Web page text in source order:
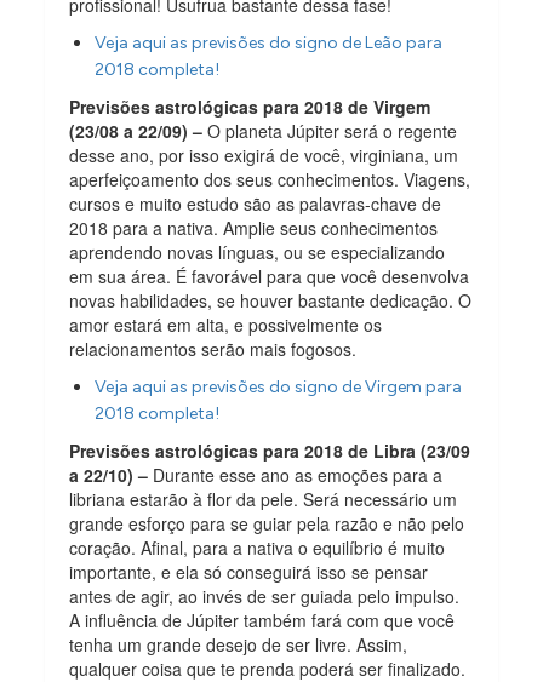
Veja aqui as previsões do signo de Leão para
2018 completa!
Previsões astrológicas para 2018 de Virgem
(23/08 a 22/09) – O planeta Júpiter será o regente
desse ano, por isso exigirá de você, virginiana, um
aperfeiçoamento dos seus conhecimentos. Viagens,
cursos e muito estudo são as palavras-chave de
2018 para a nativa. Amplie seus conhecimentos
aprendendo novas línguas, ou se especializando
em sua área. É favorável para que você desenvolva
novas habilidades, se houver bastante dedicação. O
amor estará em alta, e possivelmente os
relacionamentos serão mais fogosos.
Veja aqui as previsões do signo de Virgem para
2018 completa!
Previsões astrológicas para 2018 de Libra (23/09
a 22/10) – Durante esse ano as emoções para a
libriana estarão à flor da pele. Será necessário um
grande esforço para se guiar pela razão e não pelo
coração. Afinal, para a nativa o equilíbrio é muito
importante, e ela só conseguirá isso se pensar
antes de agir, ao invés de ser guiada pelo impulso.
A influência de Júpiter também fará com que você
tenha um grande desejo de ser livre. Assim,
qualquer coisa que te prenda poderá ser finalizado.